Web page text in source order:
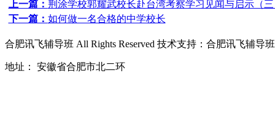
上一篇： 荆涂学校郭耀武校长赴台湾考察学习见闻与启示（
下一篇： 如何做一名合格的中学校长
合肥讯飞辅导班 All Rights Reserved 技术支持： 合肥讯飞辅导班
地址： 安徽省合肥市北二环